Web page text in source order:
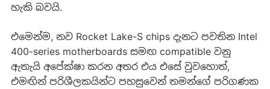
හැකි බවයි.
එමෙන්ම, නව Rocket Lake-S chips දැනට පවතින Intel
400-series motherboards සමඟ compatible වනු
ඇතැයි අපේක්ෂා කරන අතර එය එසේ වුවහොත්,
එමඟින් පරිශීලකයින්ට පහසුවෙන් තමන්ගේ පරිගණක